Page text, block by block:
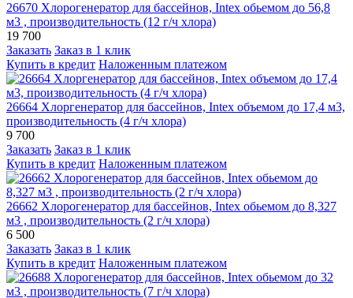
26670 Хлорогенератор для бассейнов, Intex обьемом до 56,8
м3 , производительность (12 г/ч хлора)
19 700
Заказать Заказ в 1 клик
Купить в кредит Наложенным платежом
26664 Хлоргенератор для бассейнов, Intex объемом до 17,4 м3,
производительность (4 г/ч хлора)
9 700
Заказать Заказ в 1 клик
Купить в кредит Наложенным платежом
26662 Хлорогенератор для бассейнов, Intex обьемом до 8,327
м3 , производительность (2 г/ч хлора)
6 500
Заказать Заказ в 1 клик
Купить в кредит Наложенным платежом